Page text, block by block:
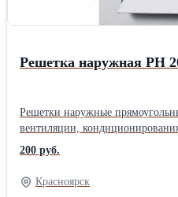
Решетка наружная РН
Решетки наружные
вентиляции,
притока и выброса воздуха.
прямоугольную основу с
декоративными фланцами.
200 руб.
Красноярск